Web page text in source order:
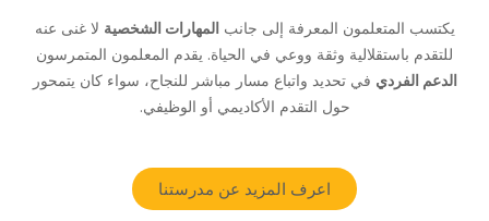
يكتسب المتعلمون المعرفة إلى جانب المهارات الشخصية لا غنى عنه
للتقدم باستقلالية وثقة ووعي في الحياة. يقدم المعلمون المتمرسون
الدعم الفردي في تحديد واتباع مسار مباشر للنجاح، سواء كان يتمحور
حول التقدم الأكاديمي أو الوظيفي.
اعرف المزيد عن مدرستنا